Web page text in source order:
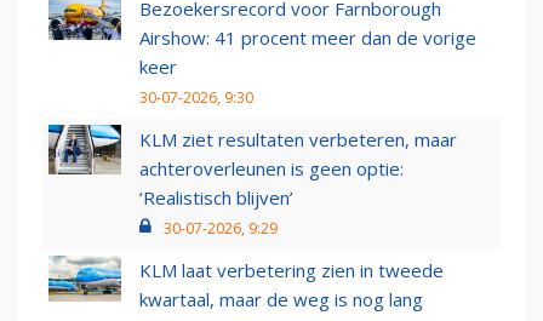
Bezoekersrecord voor Farnborough
Airshow: 41 procent meer dan de vorige
keer
30-07-2026, 9:30
KLM ziet resultaten verbeteren, maar
achteroverleunen is geen optie:
‘Realistisch blijven’
30-07-2026, 9:29
KLM laat verbetering zien in tweede
kwartaal, maar de weg is nog lang